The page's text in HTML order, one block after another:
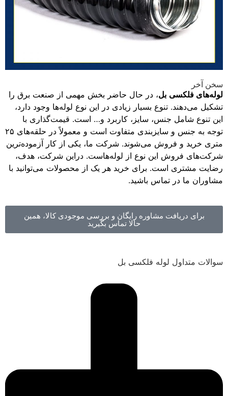
سخن آخر
لوله‌های فلکسی بل، در حال حاضر بخش مهمی از صنعت برق را
تشکیل می‌دهند. تنوع بسیار زیادی در این نوع لوله‌ها وجود دارد،
این تنوع شامل جنس، سایز، کاربرد و… است. قیمت‌گذاری با
توجه به جنس و سایزبندی متفاوت است و معمولاً در حلقه‌های ۲۵
متری خرید و فروش می‌شوند. شرکت ما، یکی از کار آزموده‌ترین
شرکت‌های فروش این نوع از لوله‌هاست. دراین شرکت، هدف،
رضایت مشتری است. برای خرید هر یک از محصولات می‌توانید با
مشاوران ما در تماس باشید.
برای دریافت مشاوره رایگان و بررسی موجودی کالا، همین
حالا تماس بگیرید
سوالات متداول لوله فلکسی بل